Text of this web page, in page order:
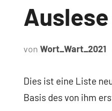
von Wort_Wart_2021
Dies ist eine Liste
Basis des von ihm